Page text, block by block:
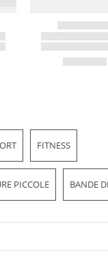
FITNESS
PICCOLE BANDE